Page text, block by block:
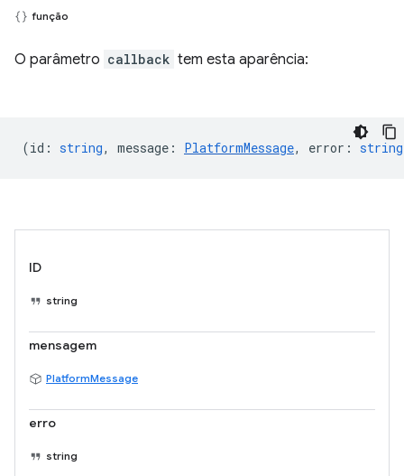
função
O parâmetro callback tem esta aparência:
(id : string, message : PlatformMessage, error : string
ID
string
mensagem
PlatformMessage
erro
string